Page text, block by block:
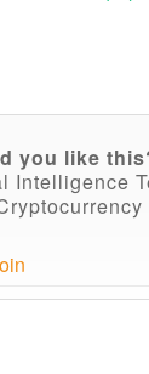
you like
Intelligence